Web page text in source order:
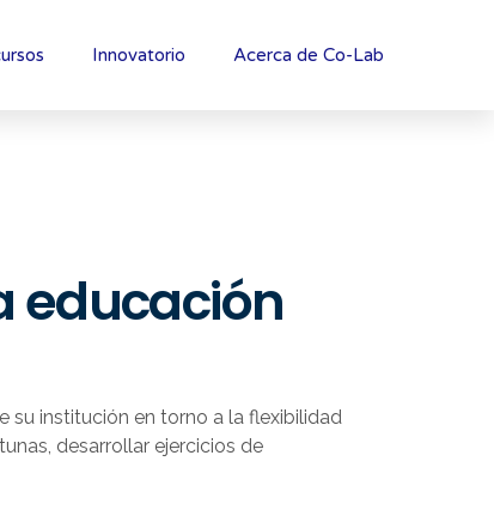
Innovatorio Acerca de Co-Lab
educación
su institución en torno a la flexibilidad
desarrollar ejercicios de